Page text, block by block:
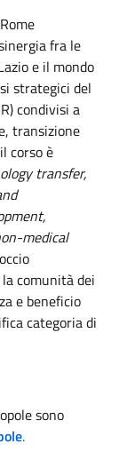
fra le
e il mondo
strategici del
condivisi a
transizione
corso è
transfer,
medical
comunità dei
e beneficio
categoria di
sono
.